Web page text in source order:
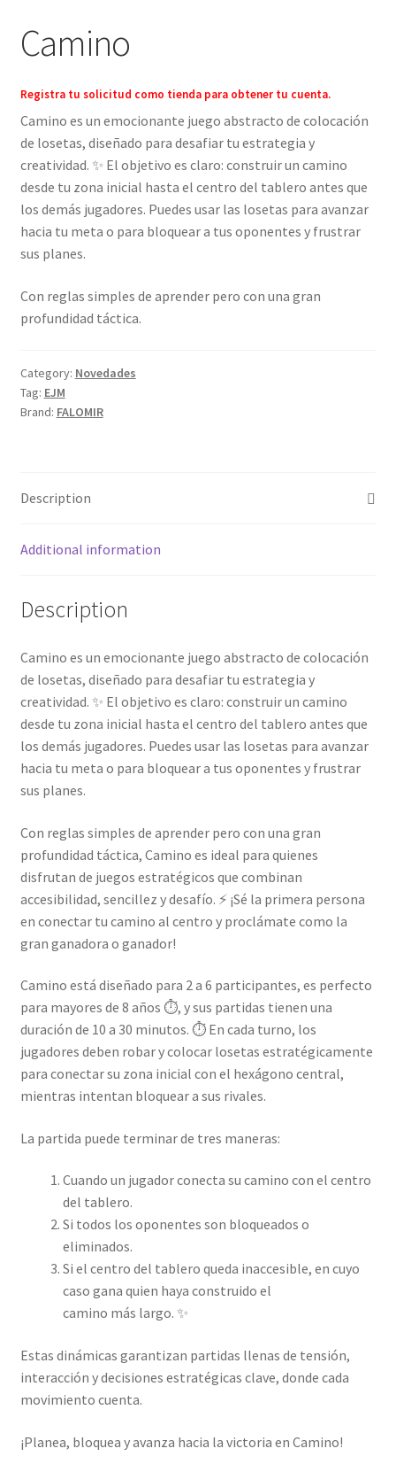
Camino
Registra tu solicitud como tienda para obtener tu cuenta.
Camino es un emocionante juego abstracto de colocación
de losetas, diseñado para desafiar tu estrategia y
creatividad. ‍✨ El objetivo es claro: construir un camino
desde tu zona inicial hasta el centro del tablero antes que
los demás jugadores. Puedes usar las losetas para avanzar
hacia tu meta o para bloquear a tus oponentes y frustrar
sus planes.
Con reglas simples de aprender pero con una gran
profundidad táctica.
Category: Novedades
Tag: EJM
Brand: FALOMIR
Description
Additional information
Description
Camino es un emocionante juego abstracto de colocación
de losetas, diseñado para desafiar tu estrategia y
creatividad. ‍✨ El objetivo es claro: construir un camino
desde tu zona inicial hasta el centro del tablero antes que
los demás jugadores. Puedes usar las losetas para avanzar
hacia tu meta o para bloquear a tus oponentes y frustrar
sus planes.
Con reglas simples de aprender pero con una gran
profundidad táctica, Camino es ideal para quienes
disfrutan de juegos estratégicos que combinan
accesibilidad, sencillez y desafío. ⚡ ¡Sé la primera persona
en conectar tu camino al centro y proclámate como la
gran ganadora o ganador!
Camino está diseñado para 2 a 6 participantes, es perfecto
para mayores de 8 años ⏱, y sus partidas tienen una
duración de 10 a 30 minutos. ⏱️ En cada turno, los
jugadores deben robar y colocar losetas estratégicamente
para conectar su zona inicial con el hexágono central,
mientras intentan bloquear a sus rivales.
La partida puede terminar de tres maneras:
Cuando un jugador conecta su camino con el centro
del tablero.
Si todos los oponentes son bloqueados o
eliminados.
Si el centro del tablero queda inaccesible, en cuyo
caso gana quien haya construido el
camino más largo. ✨
Estas dinámicas garantizan partidas llenas de tensión,
interacción y decisiones estratégicas clave, donde cada
movimiento cuenta.
¡Planea, bloquea y avanza hacia la victoria en Camino!